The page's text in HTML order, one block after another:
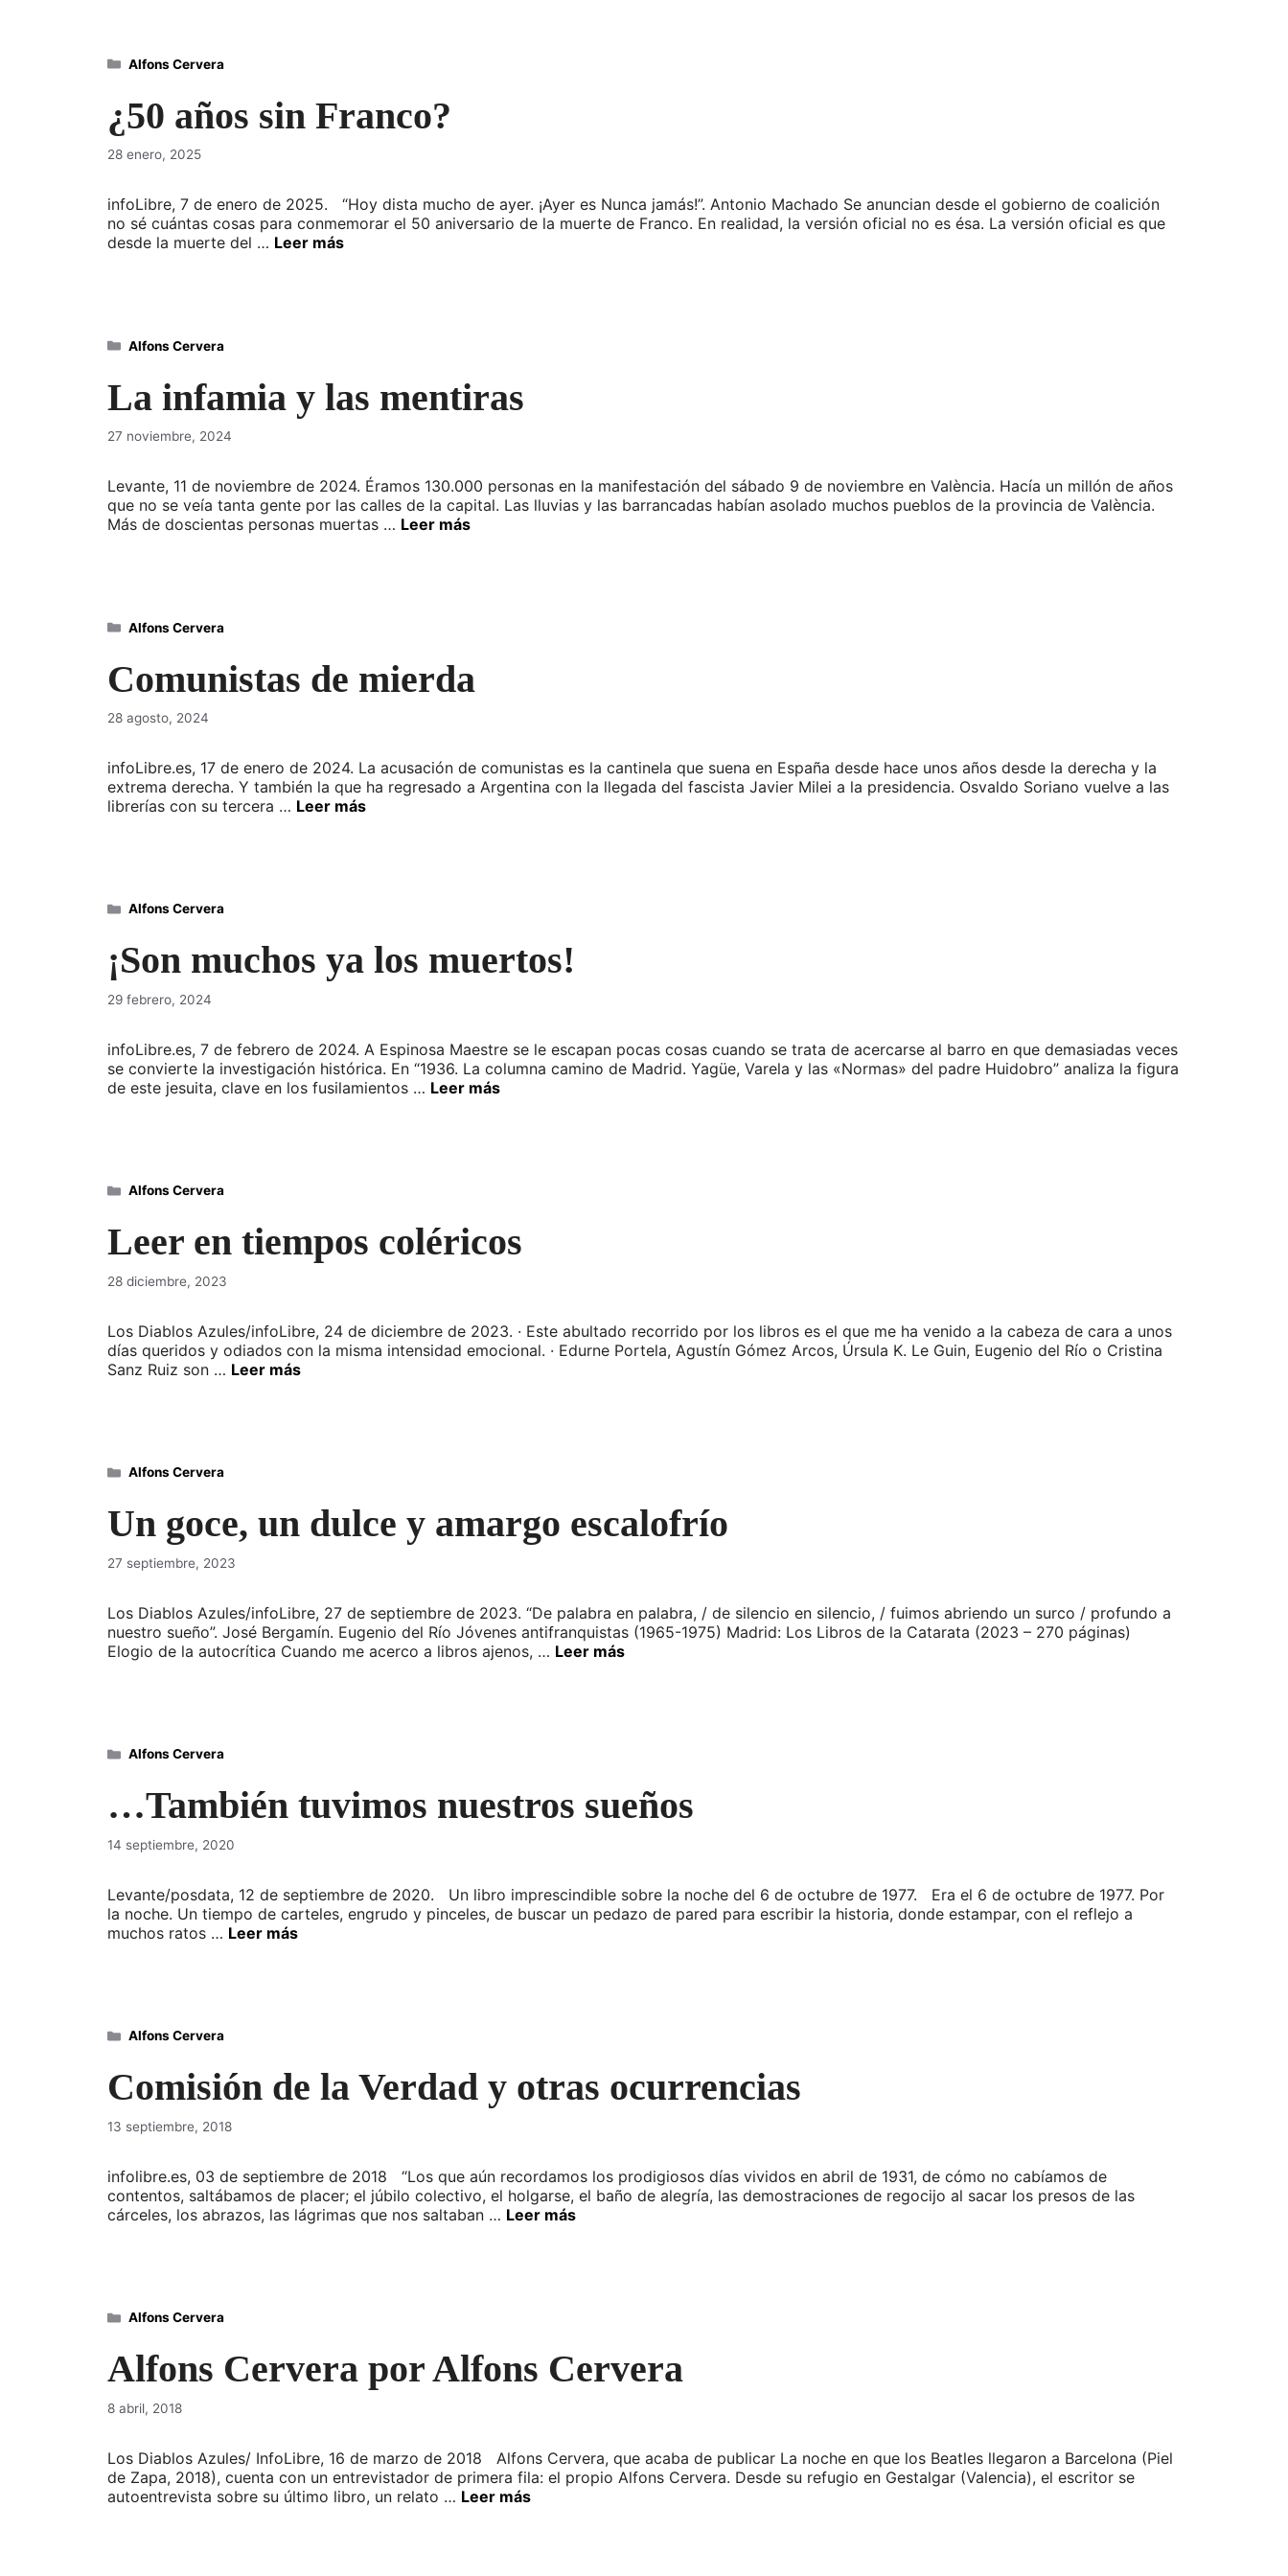
¿50 años sin Franco?
28 enero, 2025
infoLibre, 7 de enero de 2025. “Hoy dista mucho de ayer. ¡Ayer es Nunca jamás!”. Antonio Machado Se anuncian desde el gobierno de coalición
no sé cuántas cosas para conmemorar el 50 aniversario de la muerte de Franco. En realidad, la versión oficial no es ésa. La versión oficial es que
desde la muerte del … Leer más
Categorías
Alfons Cervera
La infamia y las mentiras
27 noviembre, 2024
Levante, 11 de noviembre de 2024. Éramos 130.000 personas en la manifestación del sábado 9 de noviembre en València. Hacía un millón de años
que no se veía tanta gente por las calles de la capital. Las lluvias y las barrancadas habían asolado muchos pueblos de la provincia de València.
Más de doscientas personas muertas … Leer más
Categorías
Alfons Cervera
Comunistas de mierda
28 agosto, 2024
infoLibre.es, 17 de enero de 2024. La acusación de comunistas es la cantinela que suena en España desde hace unos años desde la derecha y la
extrema derecha. Y también la que ha regresado a Argentina con la llegada del fascista Javier Milei a la presidencia. Osvaldo Soriano vuelve a las
librerías con su tercera … Leer más
Categorías
Alfons Cervera
¡Son muchos ya los muertos!
29 febrero, 2024
infoLibre.es, 7 de febrero de 2024. A Espinosa Maestre se le escapan pocas cosas cuando se trata de acercarse al barro en que demasiadas veces
se convierte la investigación histórica. En “1936. La columna camino de Madrid. Yagüe, Varela y las «Normas» del padre Huidobro” analiza la figura
de este jesuita, clave en los fusilamientos … Leer más
Categorías
Alfons Cervera
Leer en tiempos coléricos
28 diciembre, 2023
Los Diablos Azules/infoLibre, 24 de diciembre de 2023. · Este abultado recorrido por los libros es el que me ha venido a la cabeza de cara a unos
días queridos y odiados con la misma intensidad emocional. · Edurne Portela, Agustín Gómez Arcos, Úrsula K. Le Guin, Eugenio del Río o Cristina
Sanz Ruiz son … Leer más
Categorías
Alfons Cervera
Un goce, un dulce y amargo escalofrío
27 septiembre, 2023
Los Diablos Azules/infoLibre, 27 de septiembre de 2023. “De palabra en palabra, / de silencio en silencio, / fuimos abriendo un surco / profundo a
nuestro sueño”. José Bergamín. Eugenio del Río Jóvenes antifranquistas (1965-1975) Madrid: Los Libros de la Catarata (2023 – 270 páginas)
Elogio de la autocrítica Cuando me acerco a libros ajenos, … Leer más
Categorías
Alfons Cervera
…También tuvimos nuestros sueños
14 septiembre, 2020
Levante/posdata, 12 de septiembre de 2020. Un libro imprescindible sobre la noche del 6 de octubre de 1977. Era el 6 de octubre de 1977. Por
la noche. Un tiempo de carteles, engrudo y pinceles, de buscar un pedazo de pared para escribir la historia, donde estampar, con el reflejo a
muchos ratos … Leer más
Categorías
Alfons Cervera
Comisión de la Verdad y otras ocurrencias
13 septiembre, 2018
infolibre.es, 03 de septiembre de 2018 “Los que aún recordamos los prodigiosos días vividos en abril de 1931, de cómo no cabíamos de
contentos, saltábamos de placer; el júbilo colectivo, el holgarse, el baño de alegría, las demostraciones de regocijo al sacar los presos de las
cárceles, los abrazos, las lágrimas que nos saltaban … Leer más
Categorías
Alfons Cervera
Alfons Cervera por Alfons Cervera
8 abril, 2018
Los Diablos Azules/ InfoLibre, 16 de marzo de 2018 Alfons Cervera, que acaba de publicar La noche en que los Beatles llegaron a Barcelona (Piel
de Zapa, 2018), cuenta con un entrevistador de primera fila: el propio Alfons Cervera. Desde su refugio en Gestalgar (Valencia), el escritor se
autoentrevista sobre su último libro, un relato … Leer más
Categorías
Alfons Cervera